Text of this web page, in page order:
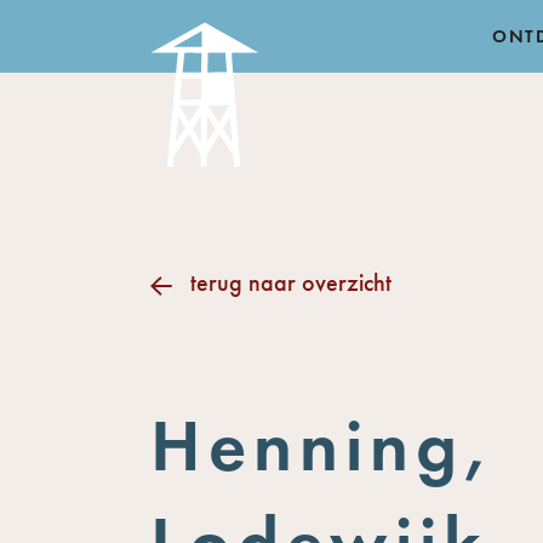
terug naar overzicht
Henning,